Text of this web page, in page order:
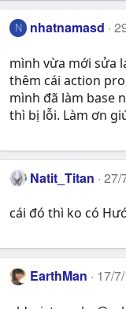
N nhatnamasd
mình vừa mới sửa
thêm cái action
mình đã làm base
thì bị lỗi. Làm ơn
Natit_Titan 27/
cái đó thì ko có
EarthMan 17/